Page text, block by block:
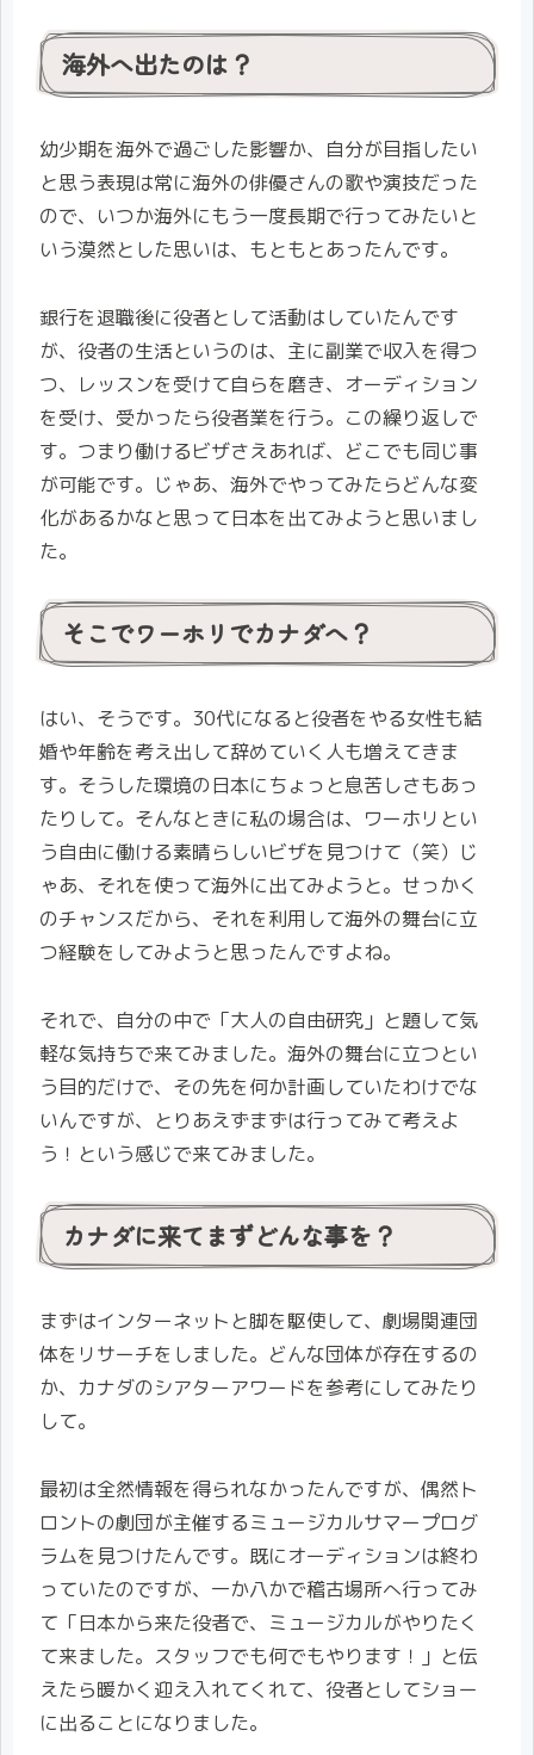
海外へ出たのは？
幼少期を海外で過ごした影響か、自分が目指したい
と思う表現は常に海外の俳優さんの歌や演技だった
ので、いつか海外にもう一度長期で行ってみたいと
いう漠然とした思いは、もともとあったんです。
銀行を退職後に役者として活動はしていたんです
が、役者の生活というのは、主に副業で収入を得つ
つ、レッスンを受けて自らを磨き、オーディション
を受け、受かったら役者業を行う。この繰り返しで
す。つまり働けるビザさえあれば、どこでも同じ事
が可能です。じゃあ、海外でやってみたらどんな変
化があるかなと思って日本を出てみようと思いまし
た。
そこでワーホリでカナダへ？
はい、そうです。30代になると役者をやる女性も結
婚や年齢を考え出して辞めていく人も増えてきま
す。そうした環境の日本にちょっと息苦しさもあっ
たりして。そんなときに私の場合は、ワーホリとい
う自由に働ける素晴らしいビザを見つけて（笑）じ
ゃあ、それを使って海外に出てみようと。せっかく
のチャンスだから、それを利用して海外の舞台に立
つ経験をしてみようと思ったんですよね。
それで、自分の中で「大人の自由研究」と題して気
軽な気持ちで来てみました。海外の舞台に立つとい
う目的だけで、その先を何か計画していたわけでな
いんですが、とりあえずまずは行ってみて考えよ
う！という感じで来てみました。
カナダに来てまずどんな事を？
まずはインターネットと脚を駆使して、劇場関連団
体をリサーチをしました。どんな団体が存在するの
か、カナダのシアターアワードを参考にしてみたり
して。
最初は全然情報を得られなかったんですが、偶然ト
ロントの劇団が主催するミュージカルサマープログ
ラムを見つけたんです。既にオーディションは終わ
っていたのですが、一か八かで稽古場所へ行ってみ
て「日本から来た役者で、ミュージカルがやりたく
て来ました。スタッフでも何でもやります！」と伝
えたら暖かく迎え入れてくれて、役者としてショー
に出ることになりました。